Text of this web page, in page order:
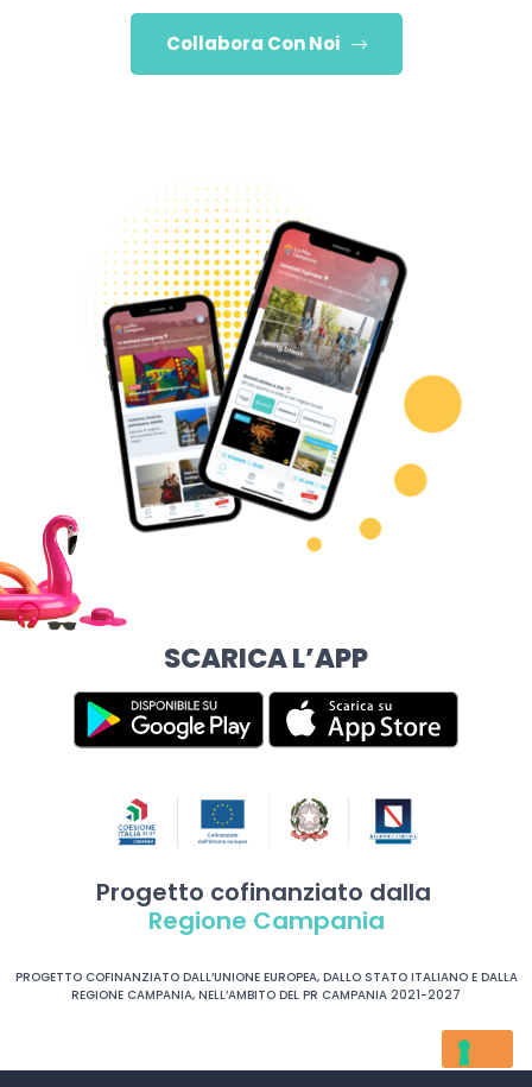
Collabora Con Noi
SCARICA L’APP
Progetto cofinanziato dalla
Regione Campania
PROGETTO COFINANZIATO DALL’UNIONE EUROPEA, DALLO STATO ITALIANO E DALLA
REGIONE CAMPANIA, NELL’AMBITO DEL PR CAMPANIA 2021-2027